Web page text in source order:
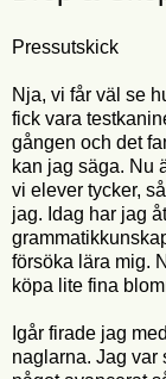
Pressutskick
Nja, vi får väl se
fick vara
gången och det
kan jag säga. Nu
vi elever tycker,
jag. Idag har jag
försöka lära mig.
köpa lite fina
Igår firade jag
naglarna. Jag var